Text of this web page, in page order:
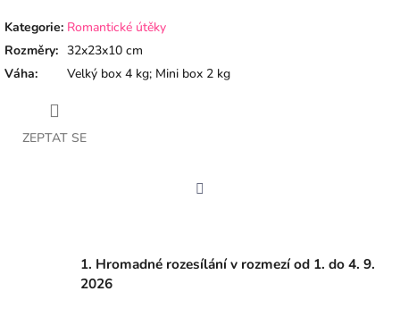
Kategorie: Romantické útěky
Rozměry: 32x23x10 cm
Váha: Velký box 4 kg; Mini box 2 kg
ZEPTAT SE
1. Hromadné rozesílání v rozmezí od 1. do 4. 9.
2026